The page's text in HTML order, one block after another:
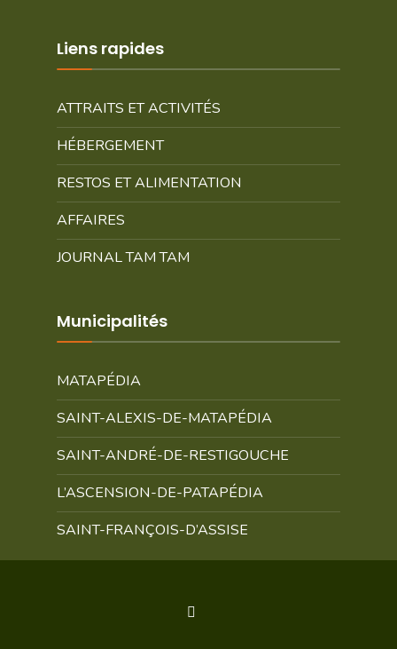
Liens rapides
ATTRAITS ET ACTIVITÉS
HÉBERGEMENT
RESTOS ET ALIMENTATION
AFFAIRES
JOURNAL TAM TAM
Municipalités
MATAPÉDIA
SAINT-ALEXIS-DE-MATAPÉDIA
SAINT-ANDRÉ-DE-RESTIGOUCHE
L’ASCENSION-DE-PATAPÉDIA
SAINT-FRANÇOIS-D’ASSISE